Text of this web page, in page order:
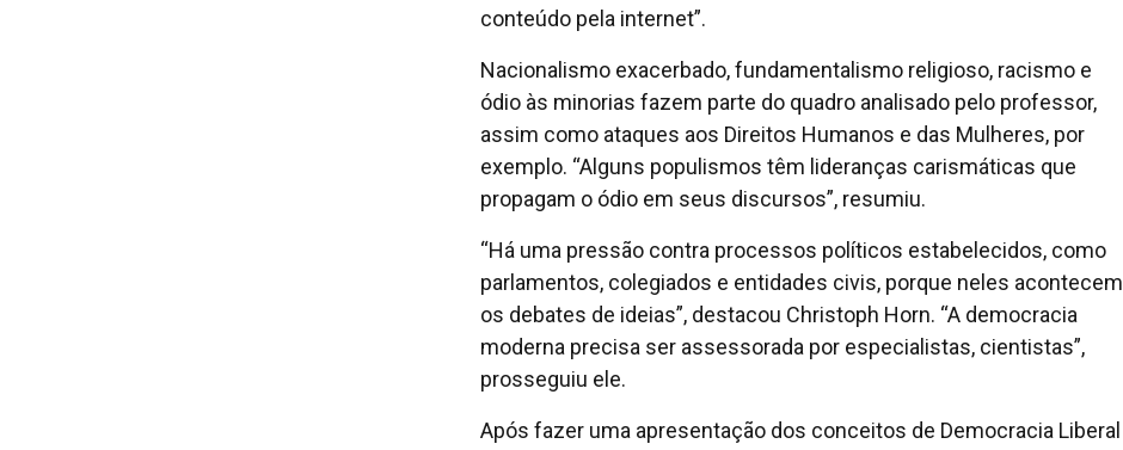
conteúdo pela internet”.
Nacionalismo exacerbado, fundamentalismo religioso, racismo e
ódio às minorias fazem parte do quadro analisado pelo professor,
assim como ataques aos Direitos Humanos e das Mulheres, por
exemplo. “Alguns populismos têm lideranças carismáticas que
propagam o ódio em seus discursos”, resumiu.
“Há uma pressão contra processos políticos estabelecidos, como
parlamentos, colegiados e entidades civis, porque neles acontecem
os debates de ideias”, destacou Christoph Horn. “A democracia
moderna precisa ser assessorada por especialistas, cientistas”,
prosseguiu ele.
Após fazer uma apresentação dos conceitos de Democracia Liberal